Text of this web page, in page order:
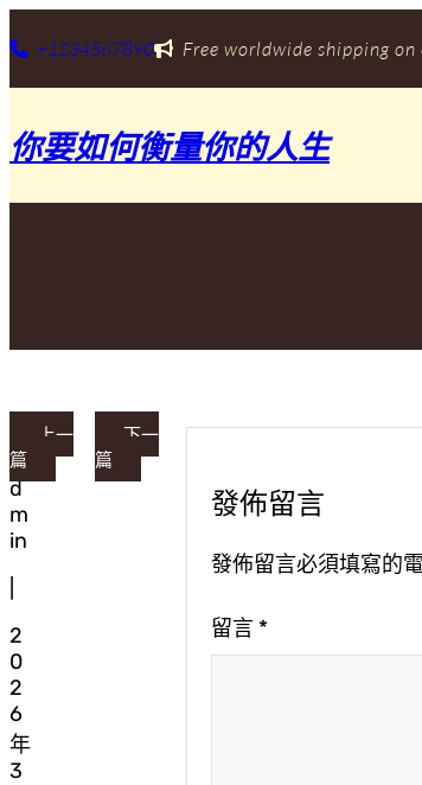
至
要
容
+1234567890 Free worldwide shipping
你要如何衡量你的人生
a
d
m
in
2
0
2
6
年
3
上一
篇
下一
篇
發佈留言
發佈留言必須填寫的
留言 *